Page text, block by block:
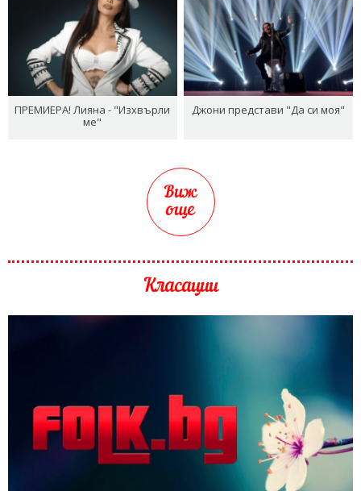
ПРЕМИЕРА! Лияна - "Изхвърли
ме"
Джони представи "Да си моя"
Виж
още
Класации